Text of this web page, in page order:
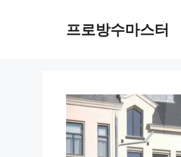
프로방수마스터